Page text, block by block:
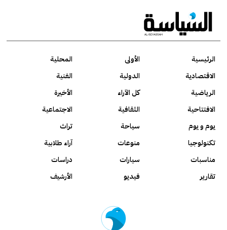
الرئيسية الأولى
المحلية
الاقتصادية
الدولية
الفنية
الرياضية
كل الآراء
الأخيرة
الافتتاحية
الثقافية
الاجتماعية
يوم و يوم
سياحة
تراث
تكنولوجيا
منوعات
آراء طلابية
مناسبات
سيارات
دراسات
تقارير
فيديو الأرشيف